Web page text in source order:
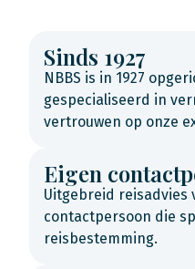
Sinds 1927
NBBS is in 1927
gespecialiseerd in
vertrouwen op onze
Eigen
Uitgebreid reisadvies
contactpersoon die
reisbestemming.